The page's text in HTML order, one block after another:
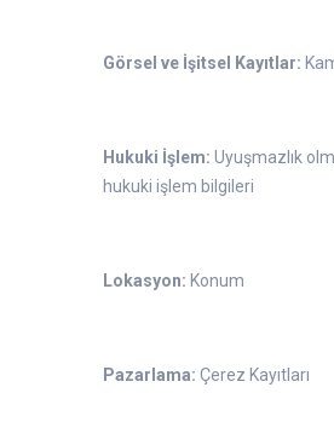
Görsel ve İşitsel Kayıtlar:
Hukuki İşlem: Uyuşmazlık
hukuki işlem bilgileri
Lokasyon: Konum
Pazarlama: Çerez Kayıtları